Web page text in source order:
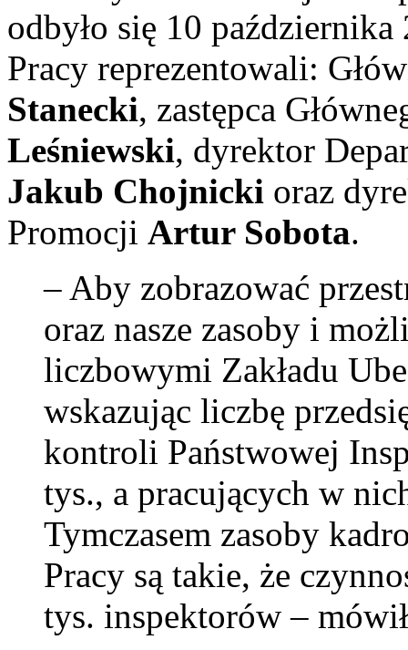
odbyło się 10
Pracy reprezentowali:
Stanecki, zastępca
Leśniewski, dyrektor
Jakub Chojnicki oraz
Promocji Artur Sobota.
– Aby zobrazować
oraz nasze zasoby i
liczbowymi Zakładu
wskazując liczbę
kontroli Państwowej
tys., a pracujących w
Tymczasem zasoby
Pracy są takie, że
tys. inspektorów –